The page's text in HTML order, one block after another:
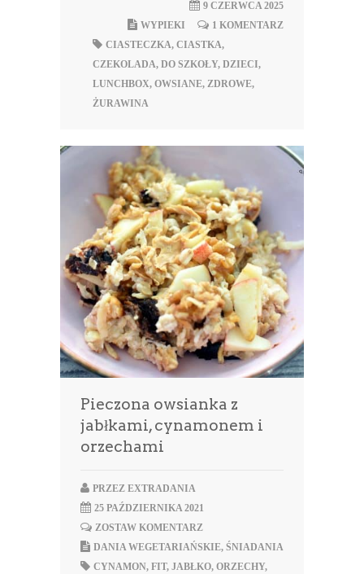
9 CZERWCA 2025
1 KOMENTARZ
WYPIEKI
CIASTECZKA, CIASTKA,
CZEKOLADA, DO SZKOŁY, DZIECI,
LUNCHBOX, OWSIANE, ZDROWE,
ŻURAWINA
Pieczona owsianka z
jabłkami, cynamonem i
orzechami
PRZEZ EXTRADANIA
25 PAŹDZIERNIKA 2021
ZOSTAW KOMENTARZ
DANIA WEGETARIAŃSKIE, ŚNIADANIA
CYNAMON, FIT, JABŁKO, ORZECHY,